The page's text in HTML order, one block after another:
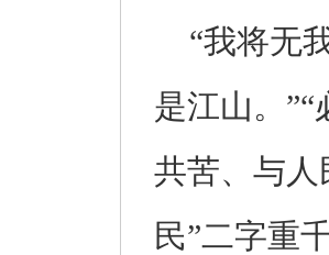
“我将无
是江山。
共苦、与
民”二字重